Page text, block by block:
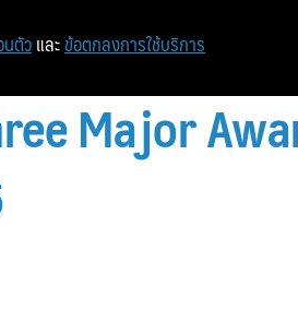
Major
นตัว และ ข้อตกลงการใช้บริการ